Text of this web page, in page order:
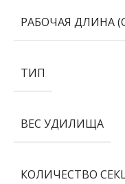
РАБОЧАЯ ДЛИНА
ТИП
ВЕС УДИЛИЩА
КОЛИЧЕСТВО